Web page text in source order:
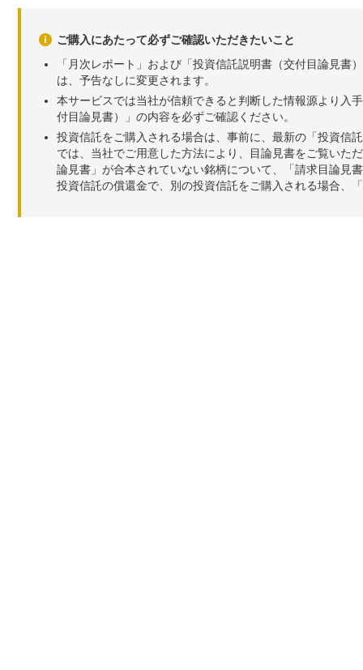
ご購入にあたって必ずご確認いただきたいこと
「月次レポート」および「投資信託説明書（交付目論見
は、予告なしに変更されます。
本サービスでは当社が信頼できると判断した情報源より入
付目論見書）」の内容を必ずご確認ください。
投資信託をご購入される場合は、事前に、最新の「投資信
では、当社でご用意した方法により、目論見書をご覧いた
論見書」が合本されていない銘柄について、「請求目論見
投資信託の償還金で、別の投資信託をご購入される場合、